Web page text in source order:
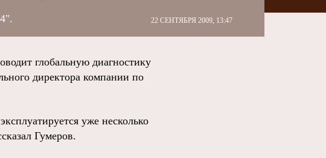
22 СЕНТЯБРЯ 2009, 13:47
глобальную диагностику
директора компании по
уже несколько
Гумеров.